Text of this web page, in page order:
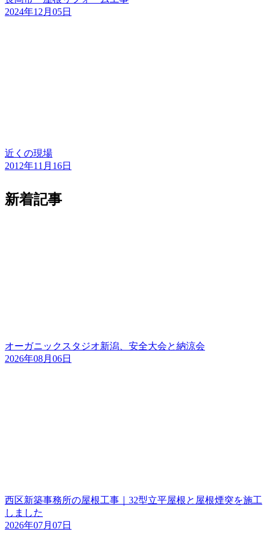
2024年12月05日
近くの現場
2012年11月16日
新着記事
オーガニックスタジオ新潟、安全大会と納涼会
2026年08月06日
西区新築事務所の屋根工事｜32型立平屋根と屋根煙突を施工
しました
2026年07月07日